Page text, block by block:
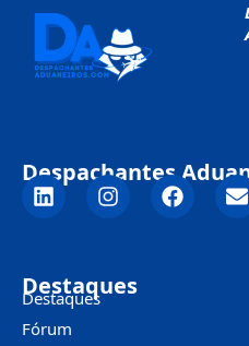
Despachantes
Destaques
Destaques
Fórum